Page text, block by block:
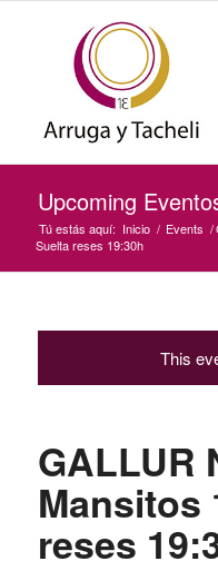
Upcoming
Tú estás aquí: Inicio / Events /
Suelta reses 19:30h
This
GALLUR
Mansitos
reses